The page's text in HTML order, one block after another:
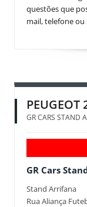
questões que
mail, telefone ou
PEUGEOT
GR CARS STAND
GR Cars
Stand Arrifana
Rua Aliança